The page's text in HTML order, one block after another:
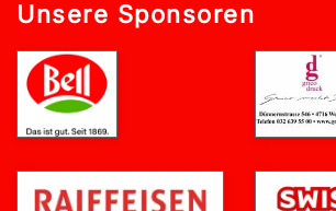
Unsere Sponsoren